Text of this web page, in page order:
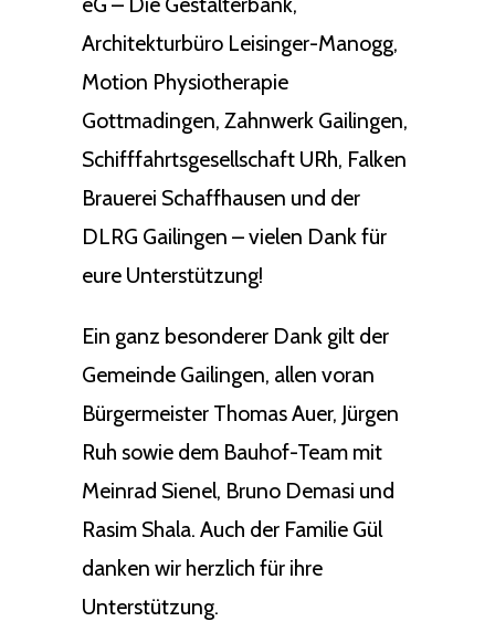
Architekturbüro Leisinger-Manogg,
Motion Physiotherapie
Gottmadingen, Zahnwerk Gailingen,
Schifffahrtsgesellschaft URh, Falken
Brauerei Schaffhausen und der
DLRG Gailingen – vielen Dank für
eure Unterstützung!
Ein ganz besonderer Dank gilt der
Gemeinde Gailingen, allen voran
Bürgermeister Thomas Auer, Jürgen
Ruh sowie dem Bauhof-Team mit
Meinrad Sienel, Bruno Demasi und
Rasim Shala. Auch der Familie Gül
danken wir herzlich für ihre
Unterstützung.